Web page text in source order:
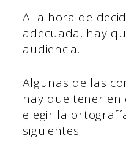
A la hora de
adecuada, hay
audiencia.
Algunas de las
hay que tener
elegir la
siguientes: